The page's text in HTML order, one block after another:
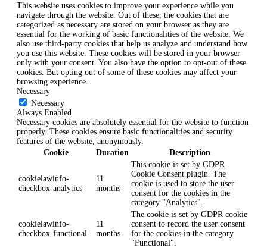
This website uses cookies to improve your experience while you
navigate through the website. Out of these, the cookies that are
categorized as necessary are stored on your browser as they are
essential for the working of basic functionalities of the website. We
also use third-party cookies that help us analyze and understand how
you use this website. These cookies will be stored in your browser
only with your consent. You also have the option to opt-out of these
cookies. But opting out of some of these cookies may affect your
browsing experience.
Necessary
Necessary
Always Enabled
Necessary cookies are absolutely essential for the website to function
properly. These cookies ensure basic functionalities and security
features of the website, anonymously.
Cookie
Duration Description
cookielawinfo-
checkbox-analytics
11
months
This cookie is set by GDPR
Cookie Consent plugin. The
cookie is used to store the user
consent for the cookies in the
category "Analytics".
cookielawinfo-
checkbox-functional
11
months
The cookie is set by GDPR cookie
consent to record the user consent
for the cookies in the category
"Functional".